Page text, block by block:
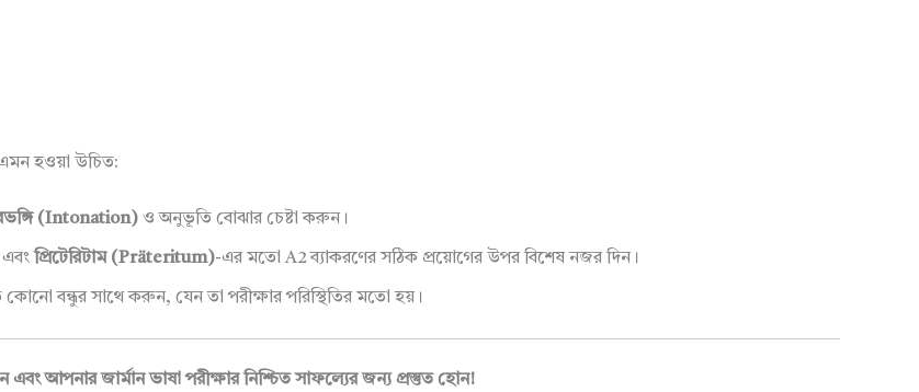
হওয়া উচিত:
(Intonation) ও অনুভূতি বোঝার চেষ্টা করুন।
প্রিটেরিটাম (Präteritum)-এর মতো A2 ব্যাকরণের সঠিক প্রয়োগের উপর বিশেষ নজর দিন।
বন্ধুর সাথে করুন, যেন তা পরীক্ষার পরিস্থিতির মতো হয়।
জার্মান ভাষা পরীক্ষার নিশ্চিত সাফল্যের জন্য প্রস্তুত হোন!